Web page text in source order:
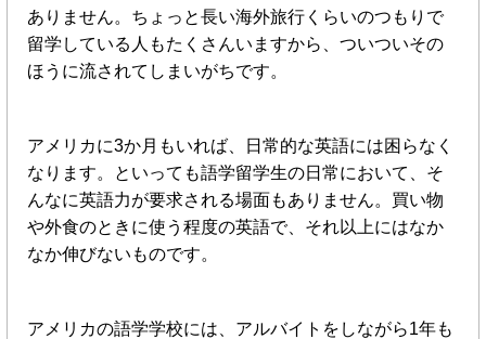
ありません。ちょっと長い海外旅行くらいのつもりで
留学している人もたくさんいますから、ついついその
ほうに流されてしまいがちです。
アメリカに3か月もいれば、日常的な英語には困らなく
なります。といっても語学留学生の日常において、そ
んなに英語力が要求される場面もありません。買い物
や外食のときに使う程度の英語で、それ以上にはなか
なか伸びないものです。
アメリカの語学学校には、アルバイトをしながら1年も